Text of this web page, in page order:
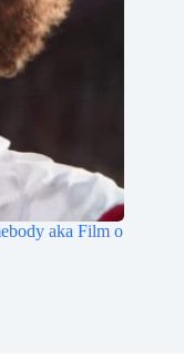
aka Film o